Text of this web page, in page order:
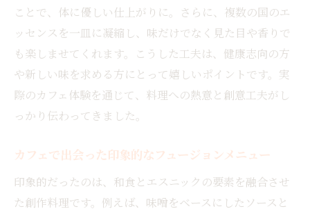
ことで、体に優しい仕上がりに。さらに、複数の国のエ
ッセンスを一皿に凝縮し、味だけでなく見た目や香りで
も楽しませてくれます。こうした工夫は、健康志向の方
や新しい味を求める方にとって嬉しいポイントです。実
際のカフェ体験を通じて、料理への熱意と創意工夫がし
っかり伝わってきました。
カフェで出会った印象的なフュージョンメニュー
印象的だったのは、和食とエスニックの要素を融合させ
た創作料理です。例えば、味噌をベースにしたソースと